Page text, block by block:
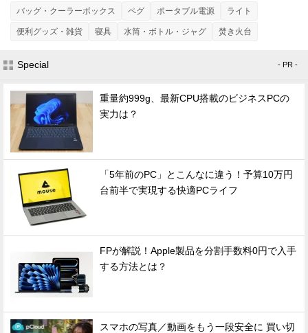
バッグ・クーラーボックス ペグ ポータブル電源 ライト
便利グッズ・雑貨 寝具 水筒・ボトル・ジャグ 焚き火台
Special - PR -
重量約999g、最新CPU搭載のビジネスPCの
実力は？
「5年前のPC」とこんなに違う！予算10万円
台前半で実現する快適PCライフ
FPが解説！Apple製品を分割手数料0円で入手
する方法とは？
スマホの写真／動画をもう一段安全に 買い切